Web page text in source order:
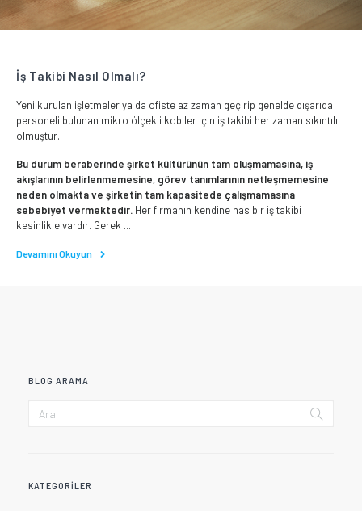
İş Takibi Nasıl Olmalı?
Yeni kurulan işletmeler ya da ofiste az zaman geçirip genelde dışarıda
personeli bulunan mikro ölçekli kobiler için iş takibi her zaman sıkıntılı
olmuştur.
Bu durum beraberinde şirket kültürünün tam oluşmamasına, iş
akışlarının belirlenmemesine, görev tanımlarının netleşmemesine
neden olmakta ve şirketin tam kapasitede çalışmamasına
sebebiyet vermektedir. Her firmanın kendine has bir iş takibi
kesinlikle vardır. Gerek ...
Devamını Okuyun
BLOG ARAMA
KATEGORILER